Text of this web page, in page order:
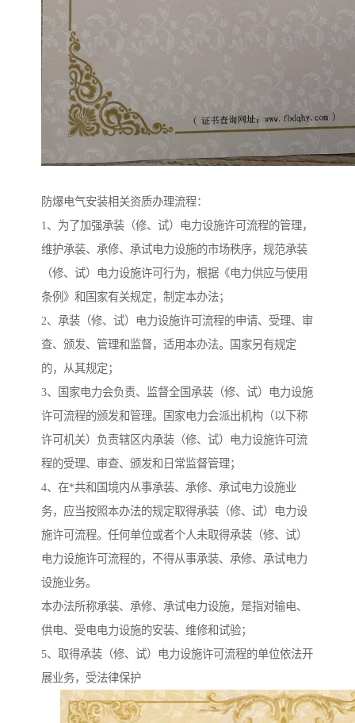
防爆电气安装相关资质办理流程：
1、为了加强承装（修、试）电力设施许可流程的管理，
维护承装、承修、承试电力设施的市场秩序，规范承装
（修、试）电力设施许可行为，根据《电力供应与使用
条例》和国家有关规定，制定本办法；
2、承装（修、试）电力设施许可流程的申请、受理、审
查、颁发、管理和监督，适用本办法。国家另有规定
的，从其规定；
3、国家电力会负责、监督全国承装（修、试）电力设施
许可流程的颁发和管理。国家电力会派出机构（以下称
许可机关）负责辖区内承装（修、试）电力设施许可流
程的受理、审查、颁发和日常监督管理；
4、在*共和国境内从事承装、承修、承试电力设施业
务，应当按照本办法的规定取得承装（修、试）电力设
施许可流程。任何单位或者个人未取得承装（修、试）
电力设施许可流程的，不得从事承装、承修、承试电力
设施业务。
本办法所称承装、承修、承试电力设施，是指对输电、
供电、受电电力设施的安装、维修和试验；
5、取得承装（修、试）电力设施许可流程的单位依法开
展业务，受法律保护